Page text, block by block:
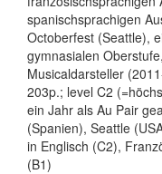
spanischsprachigen
Octoberfest (Seattle),
gymnasialen
Musicaldarsteller
203p.; level C2
ein Jahr als Au Pair
(Spanien), Seattle
in Englisch (C2),
(B1)